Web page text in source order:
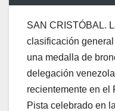
SAN CRISTÓBAL.
clasificación
una medalla de
delegación
recientemente en el
Pista celebrado en